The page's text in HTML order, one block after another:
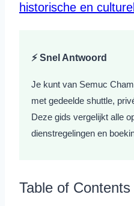
historische en
⚡ Snel Antwoord
Je kunt van Semuc
met gedeelde shuttle,
Deze gids vergelijkt alle
dienstregelingen en
Table of Contents